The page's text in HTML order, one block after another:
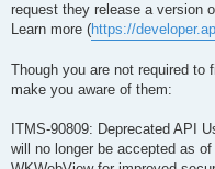
request they release a version
Learn more (https://
Though you are not required to
make you aware of them:
ITMS-90809: Deprecated API
will no longer be accepted as